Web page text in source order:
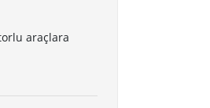
araçlara